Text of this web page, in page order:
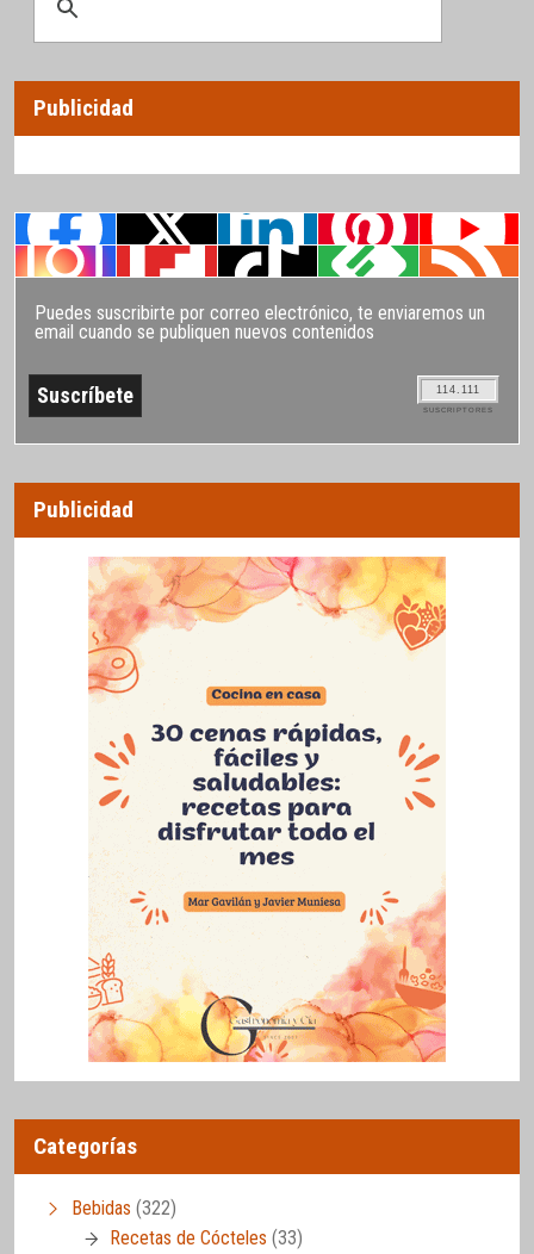
Publicidad
Puedes suscribirte por correo electrónico, te enviaremos un
email cuando se publiquen nuevos contenidos
114.111
SUSCRIPTORES
Publicidad
Categorías
Bebidas (322)
Recetas de Cócteles (33)